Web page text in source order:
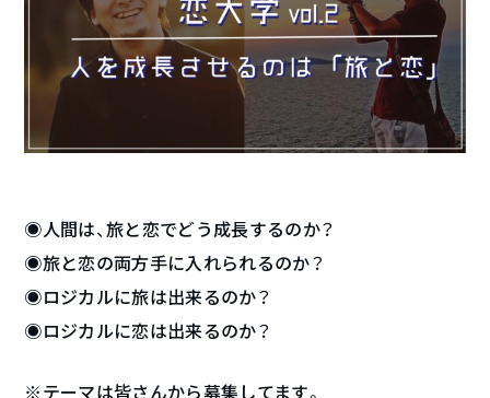
◉人間は、旅と恋でどう成長するのか？
◉旅と恋の両方手に入れられるのか？
◉ロジカルに旅は出来るのか？
◉ロジカルに恋は出来るのか？
※テーマは皆さんから募集してます。